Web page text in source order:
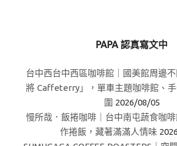
PAPA 認真寫文中
台中西台中西區咖啡館｜國美館周邊
將 Caffeterry」，單車主題咖啡館、
圍 2026/08/05
慢所哉．飯捲咖啡｜台中南屯蔬食咖
作捲飯，藏著滿滿人情味